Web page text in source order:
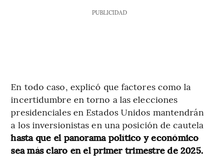
PUBLICIDAD
En todo caso, explicó que factores como la
incertidumbre en torno a las elecciones
presidenciales en Estados Unidos mantendrán
a los inversionistas en una posición de cautela
hasta que el panorama político y económico
sea más claro en el primer trimestre de 2025.